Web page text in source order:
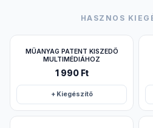
HASZNOS
MŰANYAG PATENT KISZEDŐ
MULTIMÉDIÁHOZ
1 990 Ft
+ Kiegészítő